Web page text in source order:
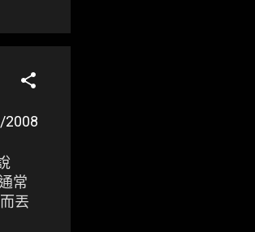
2008
常
丟